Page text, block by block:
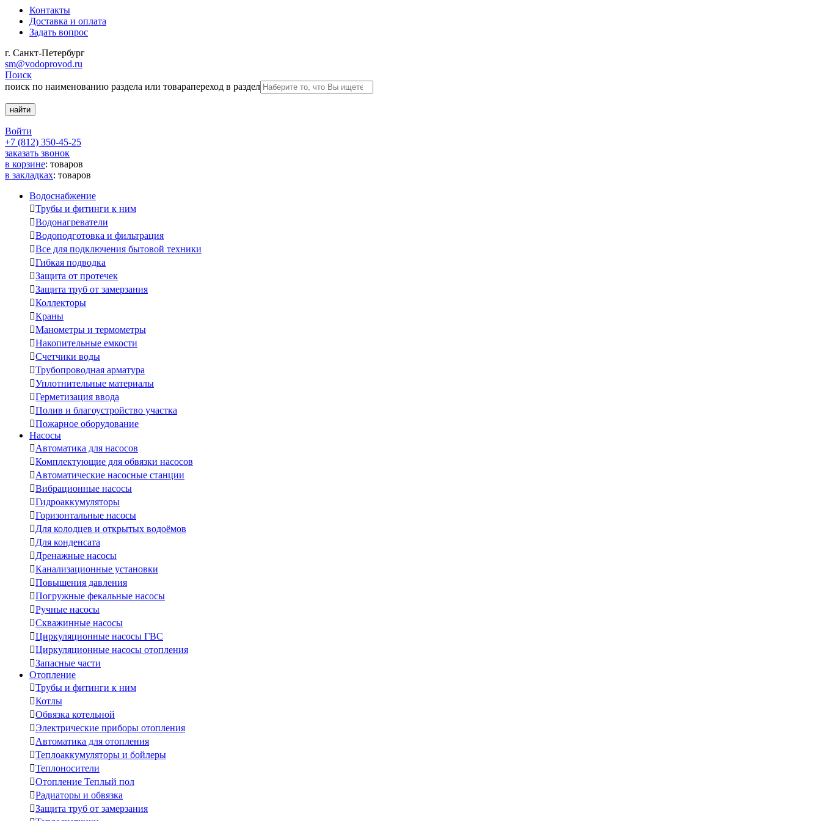
Контакты
Доставка и оплата
Задать вопрос
г. Санкт-Петербург
sm@vodoprovod.ru
Поиск
поиск по наименованию раздела или товарапереход в раздел
Войти
+7 (812) 350-45-25
заказать звонок
в корзине: товаров
в закладках: товаров
Водоснабжение
Трубы и фитинги к ним
Водонагреватели
Водоподготовка и фильтрация
Все для подключения бытовой техники
Гибкая подводка
Защита от протечек
Защита труб от замерзания
Коллекторы
Краны
Манометры и термометры
Накопительные емкости
Счетчики воды
Трубопроводная арматура
Уплотнительные материалы
Герметизация ввода
Полив и благоустройство участка
Пожарное оборудование
Насосы
Автоматика для насосов
Комплектующие для обвязки насосов
Автоматические насосные станции
Вибрационные насосы
Гидроаккумуляторы
Горизонтальные насосы
Для колодцев и открытых водоёмов
Для конденсата
Дренажные насосы
Канализационные установки
Повышения давления
Погружные фекальные насосы
Ручные насосы
Скважинные насосы
Циркуляционные насосы ГВС
Циркуляционные насосы отопления
Запасные части
Отопление
Трубы и фитинги к ним
Котлы
Обвязка котельной
Электрические приборы отопления
Автоматика для отопления
Теплоаккумуляторы и бойлеры
Теплоносители
Отопление Теплый пол
Радиаторы и обвязка
Защита труб от замерзания